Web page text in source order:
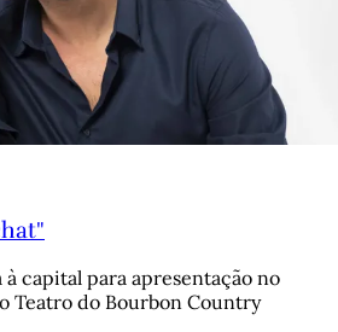
capital para apresentação no
Teatro do Bourbon Country